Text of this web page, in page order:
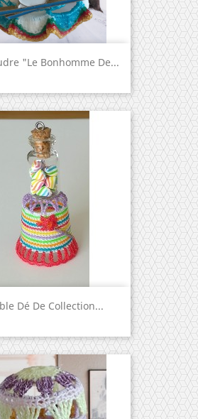
"le Bonhomme De...
Dé De Collection...